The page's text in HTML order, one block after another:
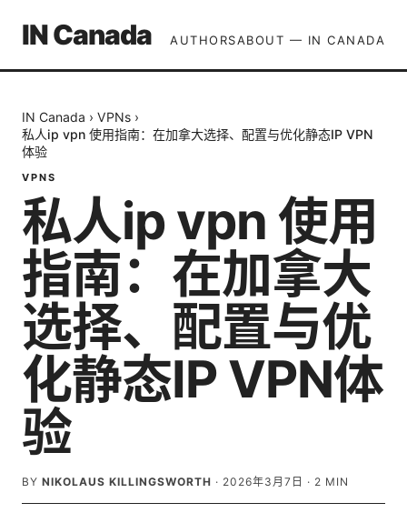
IN Canada AUTHORSABOUT — IN CANADA
IN Canada › VPNs ›
私人ip vpn 使用指南：在加拿大选择、配置与优化静态IP VPN
体验
VPNS
私人ip vpn 使用
指南：在加拿大
选择、配置与优
化静态IP VPN体
验
BY NIKOLAUS KILLINGSWORTH · 2026年3月7日 · 2 MIN